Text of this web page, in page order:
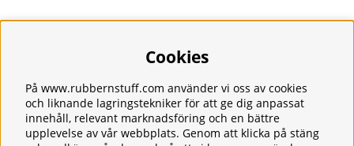
Frakt
Integritetspolicy
Kontakt
Kundservice
Om oss
Cookies
På www.rubbernstuff.com använder vi oss av cookies
och liknande lagringstekniker för att ge dig anpassat
innehåll, relevant marknadsföring och en bättre
upplevelse av vår webbplats. Genom att klicka på stäng